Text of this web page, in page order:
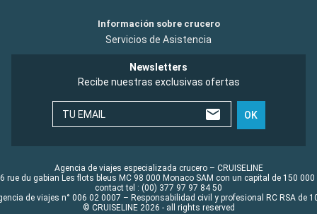
Información sobre crucero
Servicios de Asistencia
Newsletters
Recibe nuestras exclusivas ofertas
TU EMAIL OK
Agencia de viajes especializada crucero – CRUISELINE
rue du gabian Les flots bleus MC 98 000 Monaco SAM con un capital de 150 000
contact tel : (00) 377 97 97 84 50
de viajes n° 006 02 0007 – Responsabilidad civil y profesional RC RSA de
© CRUISELINE 2026 - all rights reserved